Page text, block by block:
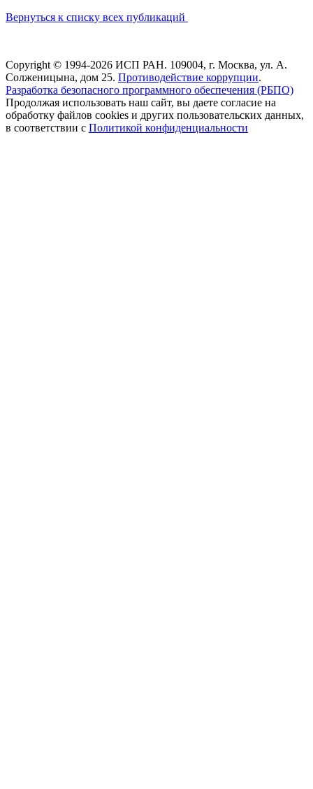
Вернуться к списку всех публикаций
Copyright © 1994-2026 ИСП РАН. 109004, г. Москва, ул. А.
Солженицына, дом 25. Противодействие коррупции.
Разработка безопасного программного обеспечения (РБПО)
Продолжая использовать наш сайт, вы даете согласие на
обработку файлов cookies и других пользовательских данных,
в соответствии с Политикой конфиденциальности